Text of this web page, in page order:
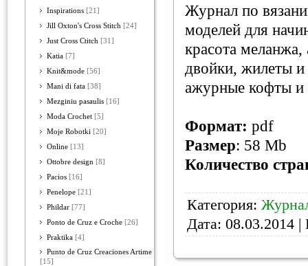
Inspirations [21]
Jill Oxton's Cross Stitch [24]
Just Cross Ctitch [31]
Katia [7]
Knit&mode [56]
Mani di fata [38]
Mezginiu pasaulis [16]
Moda Crochet [5]
Moje Robotki [20]
Online [13]
Ottobre design [8]
Pacios [16]
Penelope [21]
Phildar [77]
Ponto de Cruz e Croche [26]
Praktika [4]
Punto de Cruz Creaciones Artime
[15]
Журнал по
моделей для
красота
двойки, жилеты и
ажурные кофты и
Формат: pdf
Размер: 58 Mb
Количество
Категория:
Дата: 08.03.2014 |